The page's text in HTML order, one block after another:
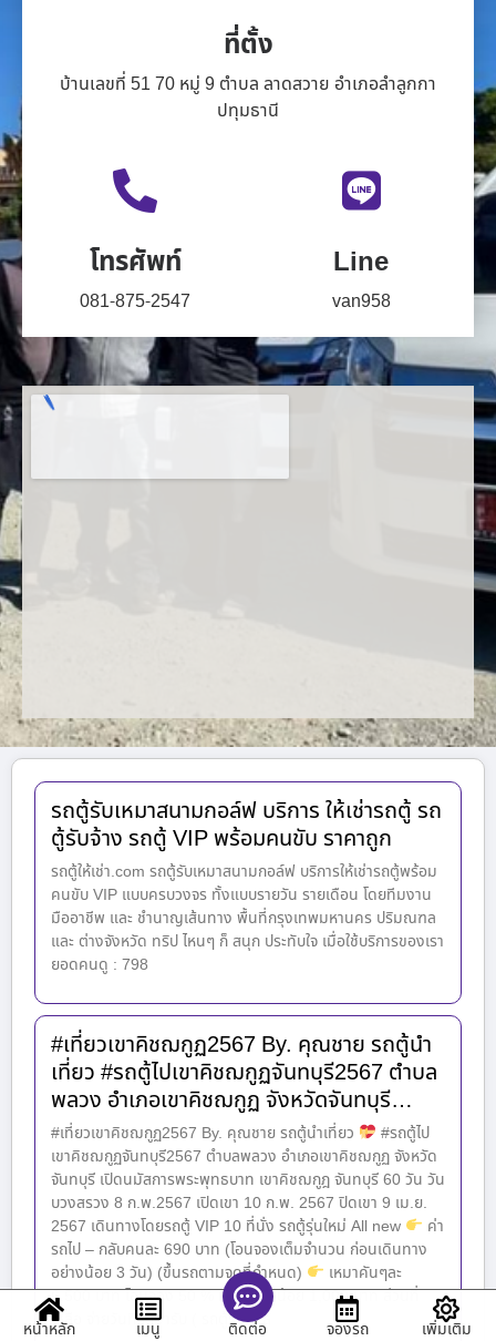
ที่ตั้ง
บ้านเลขที่ 51 70 หมู่ 9 ตำบล ลาดสวาย อำเภอลำลูกกา
ปทุมธานี
โทรศัพท์
081-875-2547
Line
van958
รถตู้รับเหมาสนามกอล์ฟ บริการ ให้เช่ารถตู้ รถ
ตู้รับจ้าง รถตู้ VIP พร้อมคนขับ ราคาถูก
รถตู้ให้เช่า.com รถตู้รับเหมาสนามกอล์ฟ บริการให้เช่ารถตู้พร้อม
คนขับ VIP แบบครบวงจร ทั้งแบบรายวัน รายเดือน โดยทีมงาน
มืออาชีพ และ ชำนาญเส้นทาง พื้นที่กรุงเทพมหานคร ปริมณฑล
และ ต่างจังหวัด ทริป ไหนๆ ก็ สนุก ประทับใจ เมื่อใช้บริการของเรา
ยอดคนดู : 798
#เที่ยวเขาคิชฌกูฏ2567 By. คุณชาย รถตู้นำ
เที่ยว #รถตู้ไปเขาคิชฌกูฏจันทบุรี2567 ตำบล
พลวง อำเภอเขาคิชฌกูฏ จังหวัดจันทบุรี…
#เที่ยวเขาคิชฌกูฏ2567 By. คุณชาย รถตู้นำเที่ยว
#รถตู้ไป
เขาคิชฌกูฏจันทบุรี2567 ตำบลพลวง อำเภอเขาคิชฌกูฏ จังหวัด
จันทบุรี เปิดนมัสการพระพุทธบาท เขาคิชฌกูฎ จันทบุรี 60 วัน วัน
บวงสรวง 8 ก.พ.2567 เปิดเขา 10 ก.พ. 2567 ปิดเขา 9 เม.ย.
2567 เดินทางโดยรถตู้ VIP 10 ที่นั่ง รถตู้รุ่นใหม่ All new
ค่า
รถไป – กลับคนละ 690 บาท (โอนจองเต็มจำนวน ก่อนเดินทาง
อย่างน้อย 3 วัน) (ขึ้นรถตามจุดที่กำหนด)
เหมาคันๆละ
6,500 บาท โอนจอง 50 % หรืออย่างน้อย 1,000 บาท ส่วนที่
เหลือ จ่ายวันที่รถมารับ ( รถตู้รับ – ส่
หน้าหลัก เมนู ติดต่อ จองรถ เพิ่มเติม